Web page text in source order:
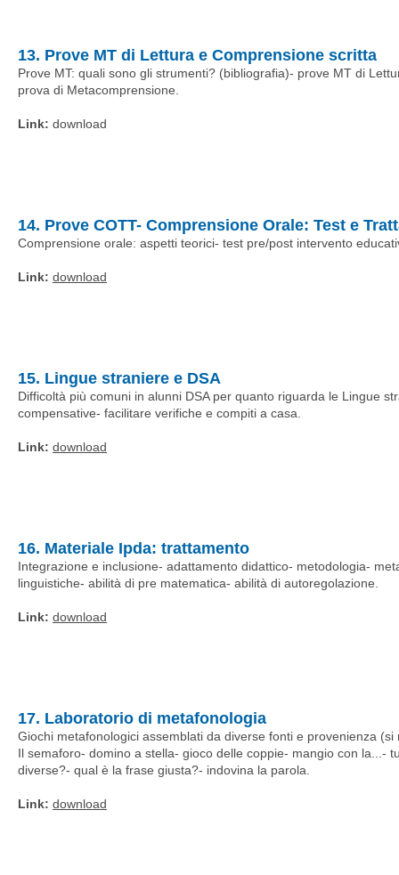
13. Prove MT di Lettura e Comprensione scritta
Prove MT: quali sono gli strumenti? (bibliografia)- prove MT di
prova di Metacomprensione.
Link: download
14. Prove COTT- Comprensione Orale: Test e
Comprensione orale: aspetti teorici- test pre/post intervento
Link: download
15. Lingue straniere e DSA
Difficoltà più comuni in alunni DSA per quanto riguarda le Lingue
compensative- facilitare verifiche e compiti a casa.
Link: download
16. Materiale Ipda: trattamento
Integrazione e inclusione- adattamento didattico- metodologia-
linguistiche- abilità di pre matematica- abilità di autoregolazione.
Link: download
17. Laboratorio di metafonologia
Giochi metafonologici assemblati da diverse fonti e provenienza
Il semaforo- domino a stella- gioco delle coppie- mangio con la...-
diverse?- qual è la frase giusta?- indovina la parola.
Link: download